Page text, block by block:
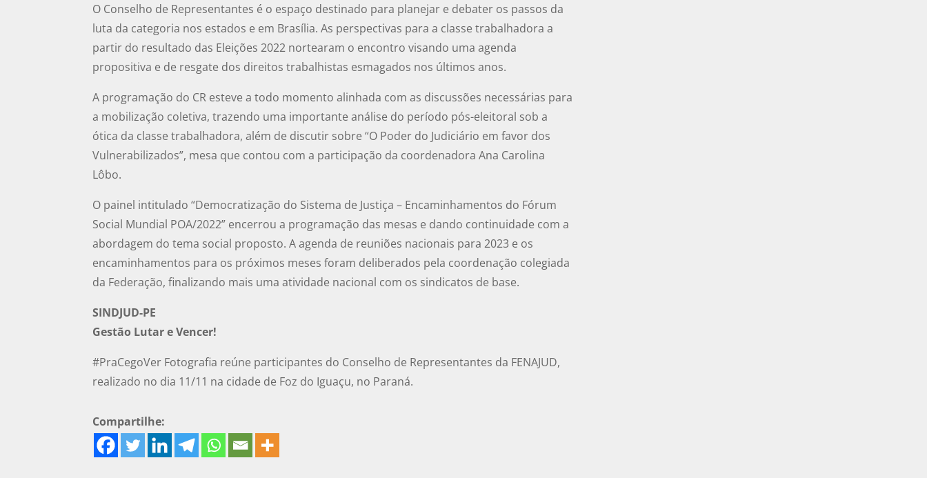
O Conselho de Representantes é o espaço destinado para planejar e debater os passos da
luta da categoria nos estados e em Brasília. As perspectivas para a classe trabalhadora a
partir do resultado das Eleições 2022 nortearam o encontro visando uma agenda
propositiva e de resgate dos direitos trabalhistas esmagados nos últimos anos.
A programação do CR esteve a todo momento alinhada com as discussões necessárias para
a mobilização coletiva, trazendo uma importante análise do período pós-eleitoral sob a
ótica da classe trabalhadora, além de discutir sobre “O Poder do Judiciário em favor dos
Vulnerabilizados”, mesa que contou com a participação da coordenadora Ana Carolina
Lôbo.
O painel intitulado “Democratização do Sistema de Justiça – Encaminhamentos do Fórum
Social Mundial POA/2022” encerrou a programação das mesas e dando continuidade com a
abordagem do tema social proposto. A agenda de reuniões nacionais para 2023 e os
encaminhamentos para os próximos meses foram deliberados pela coordenação colegiada
da Federação, finalizando mais uma atividade nacional com os sindicatos de base.
SINDJUD-PE
Gestão Lutar e Vencer!
#PraCegoVer Fotografia reúne participantes do Conselho de Representantes da FENAJUD,
realizado no dia 11/11 na cidade de Foz do Iguaçu, no Paraná.
Compartilhe: